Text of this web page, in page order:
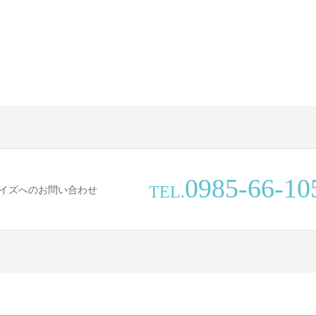
ズへのお問い合わせ TEL.0985-66-